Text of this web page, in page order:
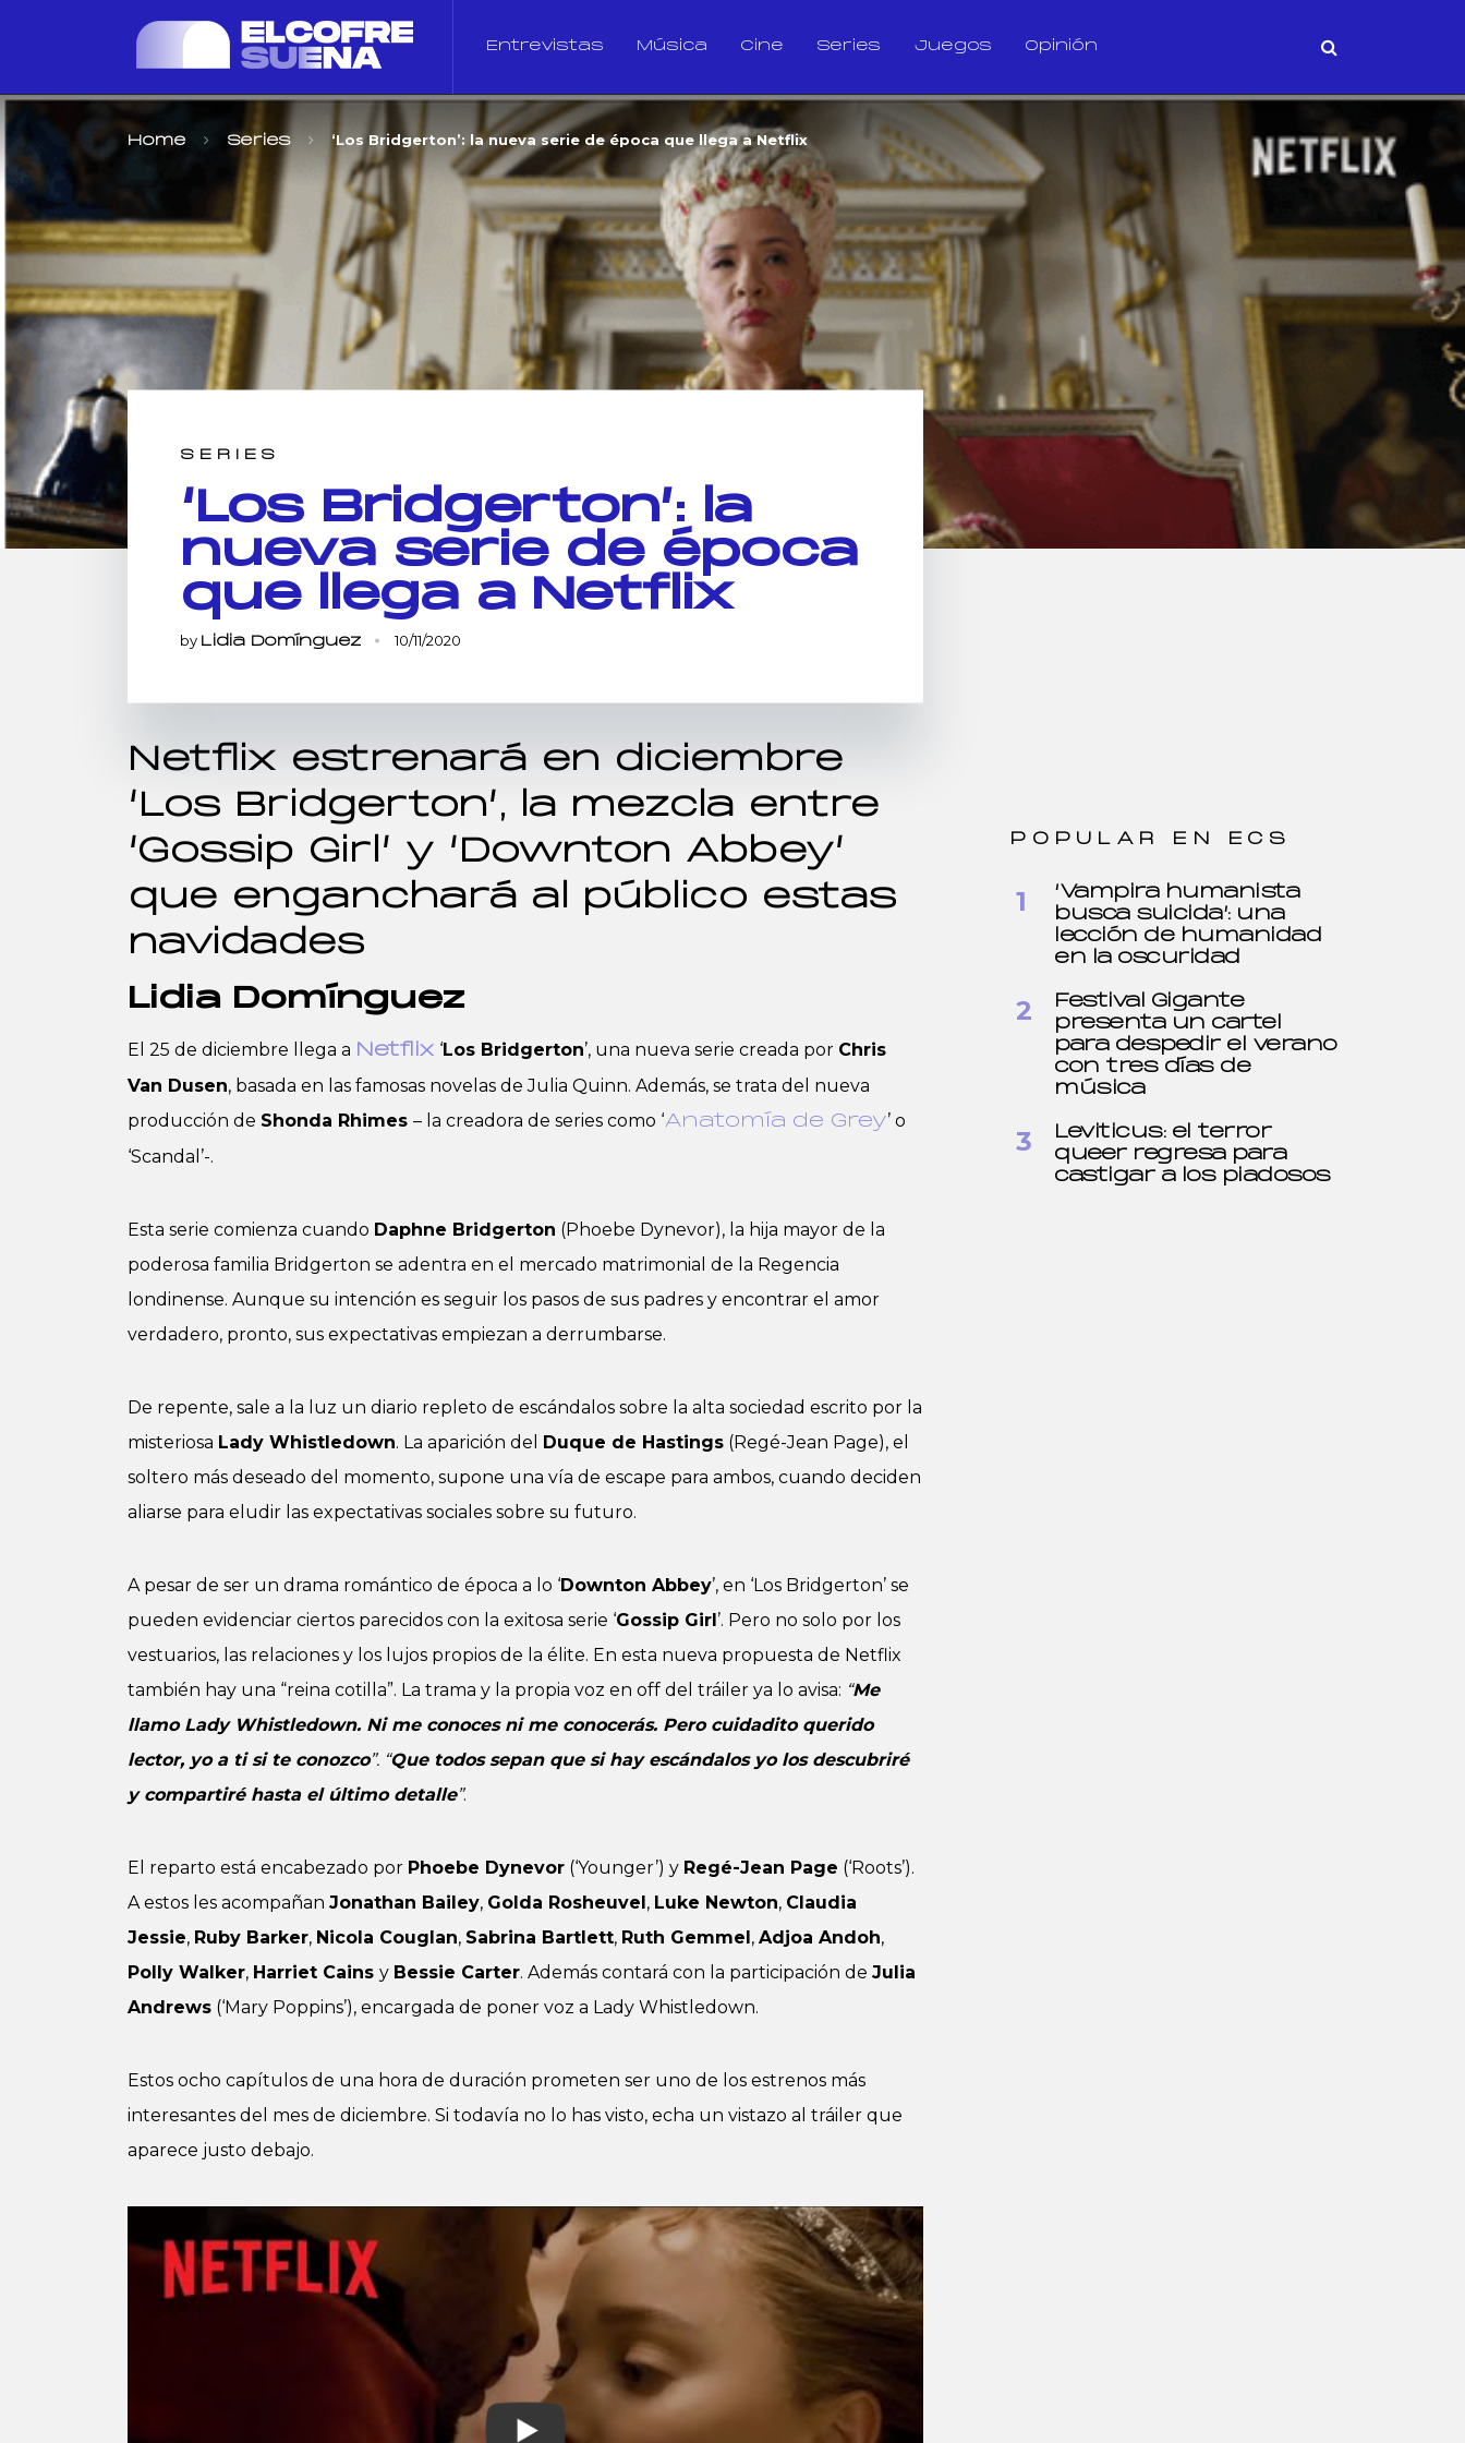
Entrevistas Música Cine Series Juegos Opinión
Home Series ‘Los Bridgerton’: la nueva serie de época que llega a Netflix
SERIES
‘Los Bridgerton’: la
nueva serie de época
que llega a Netflix
by Lidia Domínguez 10/11/2020
Netflix estrenará en diciembre
‘Los Bridgerton’, la mezcla entre
‘Gossip Girl’ y ‘Downton Abbey’
que enganchará al público estas
navidades
Lidia Domínguez
El 25 de diciembre llega a Netflix ‘Los Bridgerton’, una nueva serie creada por Chris
Van Dusen, basada en las famosas novelas de Julia Quinn. Además, se trata del nueva
producción de Shonda Rhimes – la creadora de series como ‘Anatomía de Grey’ o
‘Scandal’-.
Esta serie comienza cuando Daphne Bridgerton (Phoebe Dynevor), la hija mayor de la
poderosa familia Bridgerton se adentra en el mercado matrimonial de la Regencia
londinense. Aunque su intención es seguir los pasos de sus padres y encontrar el amor
verdadero, pronto, sus expectativas empiezan a derrumbarse.
De repente, sale a la luz un diario repleto de escándalos sobre la alta sociedad escrito por la
misteriosa Lady Whistledown. La aparición del Duque de Hastings (Regé-Jean Page), el
soltero más deseado del momento, supone una vía de escape para ambos, cuando deciden
aliarse para eludir las expectativas sociales sobre su futuro.
A pesar de ser un drama romántico de época a lo ‘Downton Abbey’, en ‘Los Bridgerton’ se
pueden evidenciar ciertos parecidos con la exitosa serie ‘Gossip Girl’. Pero no solo por los
vestuarios, las relaciones y los lujos propios de la élite. En esta nueva propuesta de Netflix
también hay una “reina cotilla”. La trama y la propia voz en off del tráiler ya lo avisa: “Me
llamo Lady Whistledown. Ni me conoces ni me conocerás. Pero cuidadito querido
lector, yo a ti si te conozco”. “Que todos sepan que si hay escándalos yo los descubriré
y compartiré hasta el último detalle”.
El reparto está encabezado por Phoebe Dynevor (‘Younger’) y Regé-Jean Page (‘Roots’).
A estos les acompañan Jonathan Bailey, Golda Rosheuvel, Luke Newton, Claudia
Jessie, Ruby Barker, Nicola Couglan, Sabrina Bartlett, Ruth Gemmel, Adjoa Andoh,
Polly Walker, Harriet Cains y Bessie Carter. Además contará con la participación de Julia
Andrews (‘Mary Poppins’), encargada de poner voz a Lady Whistledown.
Estos ocho capítulos de una hora de duración prometen ser uno de los estrenos más
interesantes del mes de diciembre. Si todavía no lo has visto, echa un vistazo al tráiler que
aparece justo debajo.
POPULAR EN ECS
‘Vampira humanista
busca suicida’: una
lección de humanidad
en la oscuridad
Festival Gigante
presenta un cartel
para despedir el verano
con tres días de
música
Leviticus: el terror
queer regresa para
castigar a los piadosos